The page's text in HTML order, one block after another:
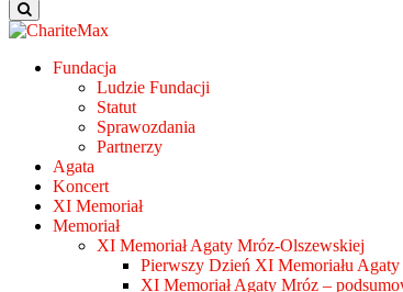
Fundacja
Ludzie Fundacji
Statut
Sprawozdania
Partnerzy
Agata
Koncert
XI Memoriał
Memoriał
XI Memoriał Agaty Mróz-Olszewskiej
Pierwszy Dzień XI Memoriału
XI Memoriał Agaty Mróz –